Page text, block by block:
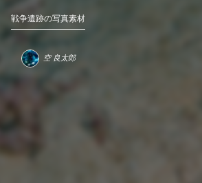
戦争遺跡の写真素材
空 良太郎